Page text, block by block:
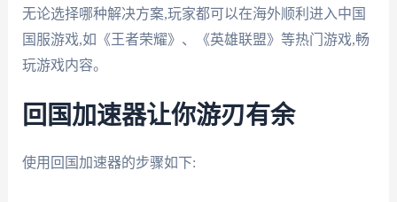
无论选择哪种解决方案,玩家都可以在海外顺利进入中国
国服游戏,如《王者荣耀》、《英雄联盟》等热门游戏,畅
玩游戏内容。
回国加速器让你游刃有余
使用回国加速器的步骤如下: